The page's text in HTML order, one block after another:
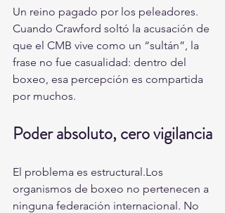
Un reino pagado por los peleadores.
Cuando Crawford soltó la acusación de
que el CMB vive como un “sultán”, la
frase no fue casualidad: dentro del
boxeo, esa percepción es compartida
por muchos.
Poder absoluto, cero vigilancia
El problema es estructural.Los
organismos de boxeo no pertenecen a
ninguna federación internacional. No